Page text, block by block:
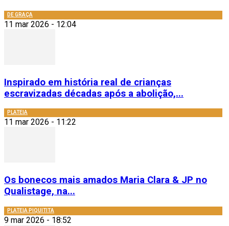
DE GRAÇA
11 mar 2026 - 12:04
Inspirado em história real de crianças
escravizadas décadas após a abolição,...
PLATEIA
11 mar 2026 - 11:22
Os bonecos mais amados Maria Clara & JP no
Qualistage, na...
PLATEIA PIQUITITA
9 mar 2026 - 18:52